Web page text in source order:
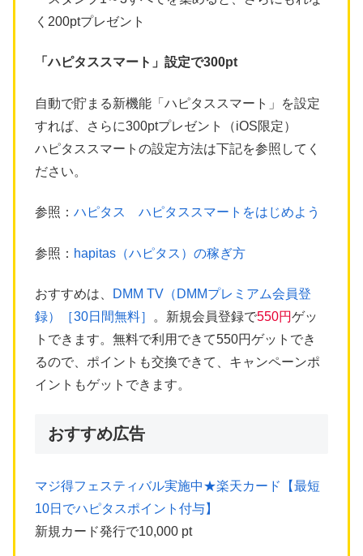
く200ptプレゼント
「ハピタススマート」設定で300pt
自動で貯まる新機能「ハピタススマート」を設定
すれば、さらに300ptプレゼント（iOS限定）
ハピタススマートの設定方法は下記を参照してく
ださい。
参照： ハピタス ハピタススマートをはじめよう
参照： hapitas（ハピタス）の稼ぎ方
おすすめは、
DMM TV（DMMプレミアム会員登
録）［30日間無料］
。新規会員登録で550円ゲッ
トできます。無料で利用できて550円ゲットでき
るので、ポイントも交換できて、キャンペーンポ
イントもゲットできます。
おすすめ広告
マジ得フェスティバル実施中★楽天カード【最短
10日でハピタスポイント付与】
新規カード発行で10,000 pt